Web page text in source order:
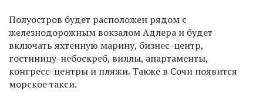
Полуостров будет расположен рядом с
железнодорожным вокзалом Адлера и будет
включать яхтенную марину, бизнес-центр,
гостиницу-небоскреб, виллы, апартаменты,
конгресс-центры и пляжи. Также в Сочи появится
морское такси.